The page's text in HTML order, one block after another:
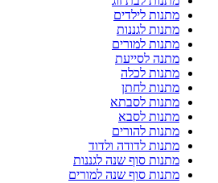
מתנות לילדים
מתנות לגננות
מתנות למורים
מתנה לסייעת
מתנות לכלה
מתנות לחתן
מתנות לסבתא
מתנות לסבא
מתנות להורים
מתנות לדודה ולדוד
מתנות סוף שנה לגננות
מתנות סוף שנה למורים